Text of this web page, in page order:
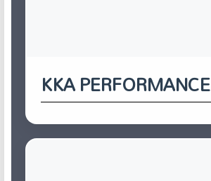
KKA PERFORMANCE